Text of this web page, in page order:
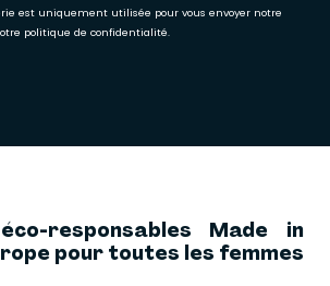
est uniquement utilisée pour vous envoyer notre
politique de confidentialité.
responsables Made in
pour toutes les femmes